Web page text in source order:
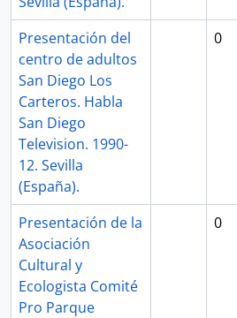
Presentación del
centro de adultos
San Diego Los
Carteros. Habla
San Diego
Television. 1990-
12. Sevilla
(España).
0
Presentación de la
Asociación
Cultural y
Ecologista Comité
Pro Parque
0